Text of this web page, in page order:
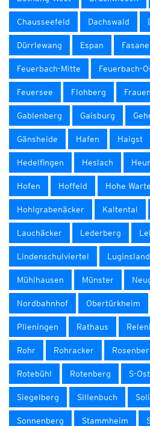
Chausseefeld Dachswald
Dürrlewang Espan
Feuerbach-Mitte Feuerbach-
Feuersee Flohberg
Gablenberg Gaisburg
Gänsheide Hafen Haigst
Hedelfingen Heslach
Hofen Hoffeld Hohe Warte
Hohlgrabenäcker Kaltental
Lauchäcker Lederberg
Lindenschulviertel Luginsland
Mühlhausen Münster
Nordbahnhof Obertürkheim
Plieningen Rathaus
Rohr Rohracker
Rotebühl Rotenberg S-Ost
Siegelberg Sillenbuch
Sonnenberg Stammheim